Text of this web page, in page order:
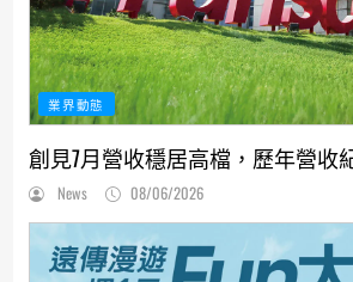
業界動態
創見7月營收穩居高檔，歷年營收
News 08/06/2026